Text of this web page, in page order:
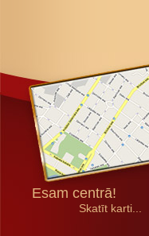
Esam centrā!
Skatīt karti...